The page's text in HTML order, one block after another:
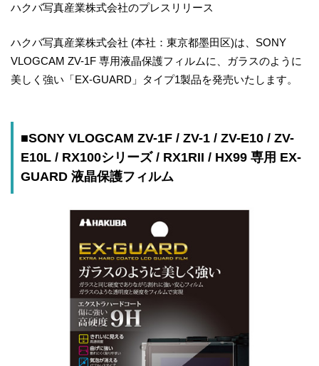
ハクバ写真産業株式会社のプレスリリース
ハクバ写真産業株式会社 (本社：東京都墨田区)は、SONY
VLOGCAM ZV-1F 専用液晶保護フィルムに、ガラスのように
美しく強い「EX-GUARD」タイプ1製品を発売いたします。
■SONY VLOGCAM ZV-1F / ZV-1 / ZV-E10 / ZV-
E10L / RX100シリーズ / RX1RII / HX99 専用 EX-
GUARD 液晶保護フィルム